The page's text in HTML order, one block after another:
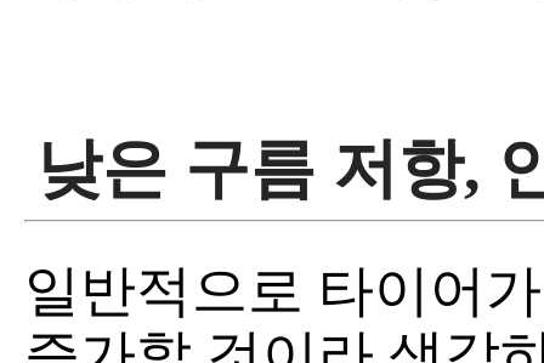
낮은 구름 저항,
일반적으로 타이어